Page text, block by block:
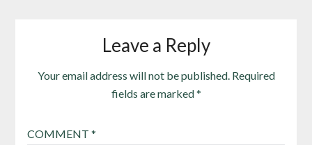
Leave a Reply
Your email address will not be published. Required
fields are marked*
COMMENT *